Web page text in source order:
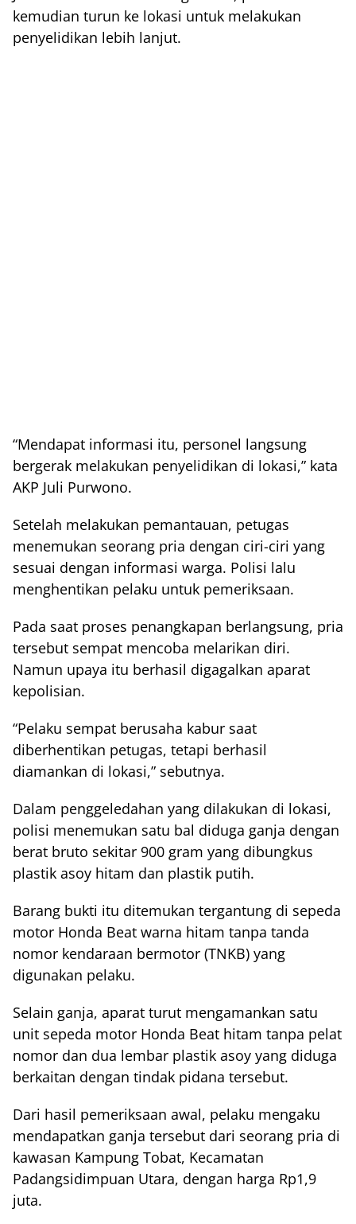
kemudian turun ke lokasi untuk melakukan
penyelidikan lebih lanjut.
“Mendapat informasi itu, personel langsung
bergerak melakukan penyelidikan di lokasi,” kata
AKP Juli Purwono.
Setelah melakukan pemantauan, petugas
menemukan seorang pria dengan ciri-ciri yang
sesuai dengan informasi warga. Polisi lalu
menghentikan pelaku untuk pemeriksaan.
Pada saat proses penangkapan berlangsung, pria
tersebut sempat mencoba melarikan diri.
Namun upaya itu berhasil digagalkan aparat
kepolisian.
“Pelaku sempat berusaha kabur saat
diberhentikan petugas, tetapi berhasil
diamankan di lokasi,” sebutnya.
Dalam penggeledahan yang dilakukan di lokasi,
polisi menemukan satu bal diduga ganja dengan
berat bruto sekitar 900 gram yang dibungkus
plastik asoy hitam dan plastik putih.
Barang bukti itu ditemukan tergantung di sepeda
motor Honda Beat warna hitam tanpa tanda
nomor kendaraan bermotor (TNKB) yang
digunakan pelaku.
Selain ganja, aparat turut mengamankan satu
unit sepeda motor Honda Beat hitam tanpa pelat
nomor dan dua lembar plastik asoy yang diduga
berkaitan dengan tindak pidana tersebut.
Dari hasil pemeriksaan awal, pelaku mengaku
mendapatkan ganja tersebut dari seorang pria di
kawasan Kampung Tobat, Kecamatan
Padangsidimpuan Utara, dengan harga Rp1,9
juta.